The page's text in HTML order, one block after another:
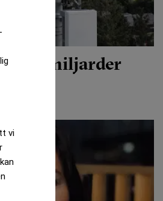
vi
på 2 miljarder